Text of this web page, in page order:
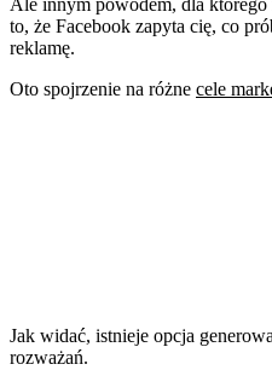
Ale innym powodem, dla którego
to, że Facebook zapyta cię, co
reklamę.
Oto spojrzenie na różne cele
Jak widać, istnieje opcja
rozważań.